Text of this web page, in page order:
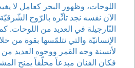
اللوحات، وظهور البحر كعامل لا
الآن نفسه نجد تأثّره بالرّوح
النّارجيلة في العديد من اللوحات.
الإنسانيّة والتي نتلمّسها بقوة من
لأنسنة وجه القمر ووجوه العديد من
فكان الفنان مبدعاً محلّقاً يمنح